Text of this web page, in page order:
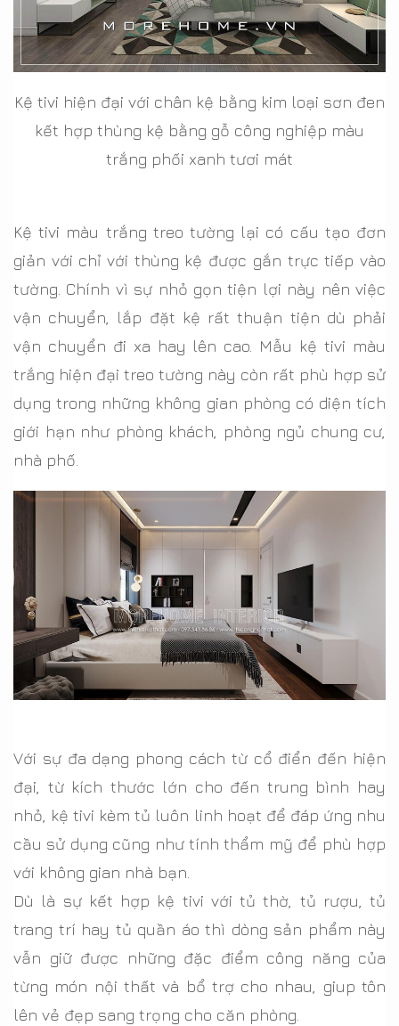
Kệ tivi hiện đại với chân kệ bằng kim loại sơn đen
kết hợp thùng kệ bằng gỗ công nghiệp màu
trắng phối xanh tươi mát
Kệ tivi màu trắng treo tường lại có cấu tạo đơn
giản với chỉ với thùng kệ được gắn trực tiếp vào
tường. Chính vì sự nhỏ gọn tiện lợi này nên việc
vận chuyển, lắp đặt kệ rất thuận tiện dù phải
vận chuyển đi xa hay lên cao. Mẫu kệ tivi màu
trắng hiện đại treo tường này còn rất phù hợp sử
dụng trong những không gian phòng có diện tích
giới hạn như phòng khách, phòng ngủ chung cư,
nhà phố.
Với sự đa dạng phong cách từ cổ điển đến hiện
đại, từ kích thước lớn cho đến trung bình hay
nhỏ, kệ tivi kèm tủ luôn linh hoạt để đáp ứng nhu
cầu sử dụng cũng như tính thẩm mỹ để phù hợp
với không gian nhà bạn.
Dù là sự kết hợp kệ tivi với tủ thờ, tủ rượu, tủ
trang trí hay tủ quần áo thì dòng sản phẩm này
vẫn giữ được những đặc điểm công năng của
từng món nội thất và bổ trợ cho nhau, giup tôn
lên vẻ đẹp sang trọng cho căn phòng.